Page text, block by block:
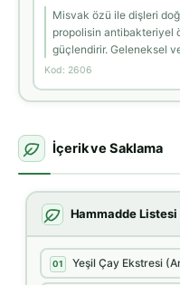
Misvak özü ile dişleri
propolisin antibakteriyel
güçlendirir. Geleneksel
Kod: 2606
İçerik ve Saklama
Hammadde Listesi
01 Yeşil Çay Ekstresi